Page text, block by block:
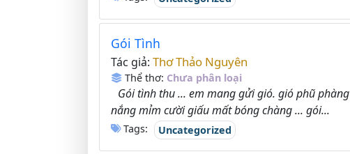
Gói Tình
Tác giả: Thơ Thảo Nguyên
Thể thơ: Chưa phân loại
Gói tình thu ... em mang gửi gió. gió phũ
nắng mỉm cười giấu mất bóng chàng ... gói...
Tags: Uncategorized